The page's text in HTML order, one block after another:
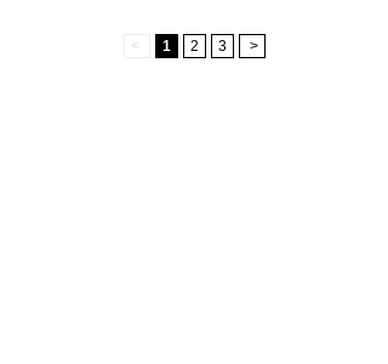
< 1 2 3 >